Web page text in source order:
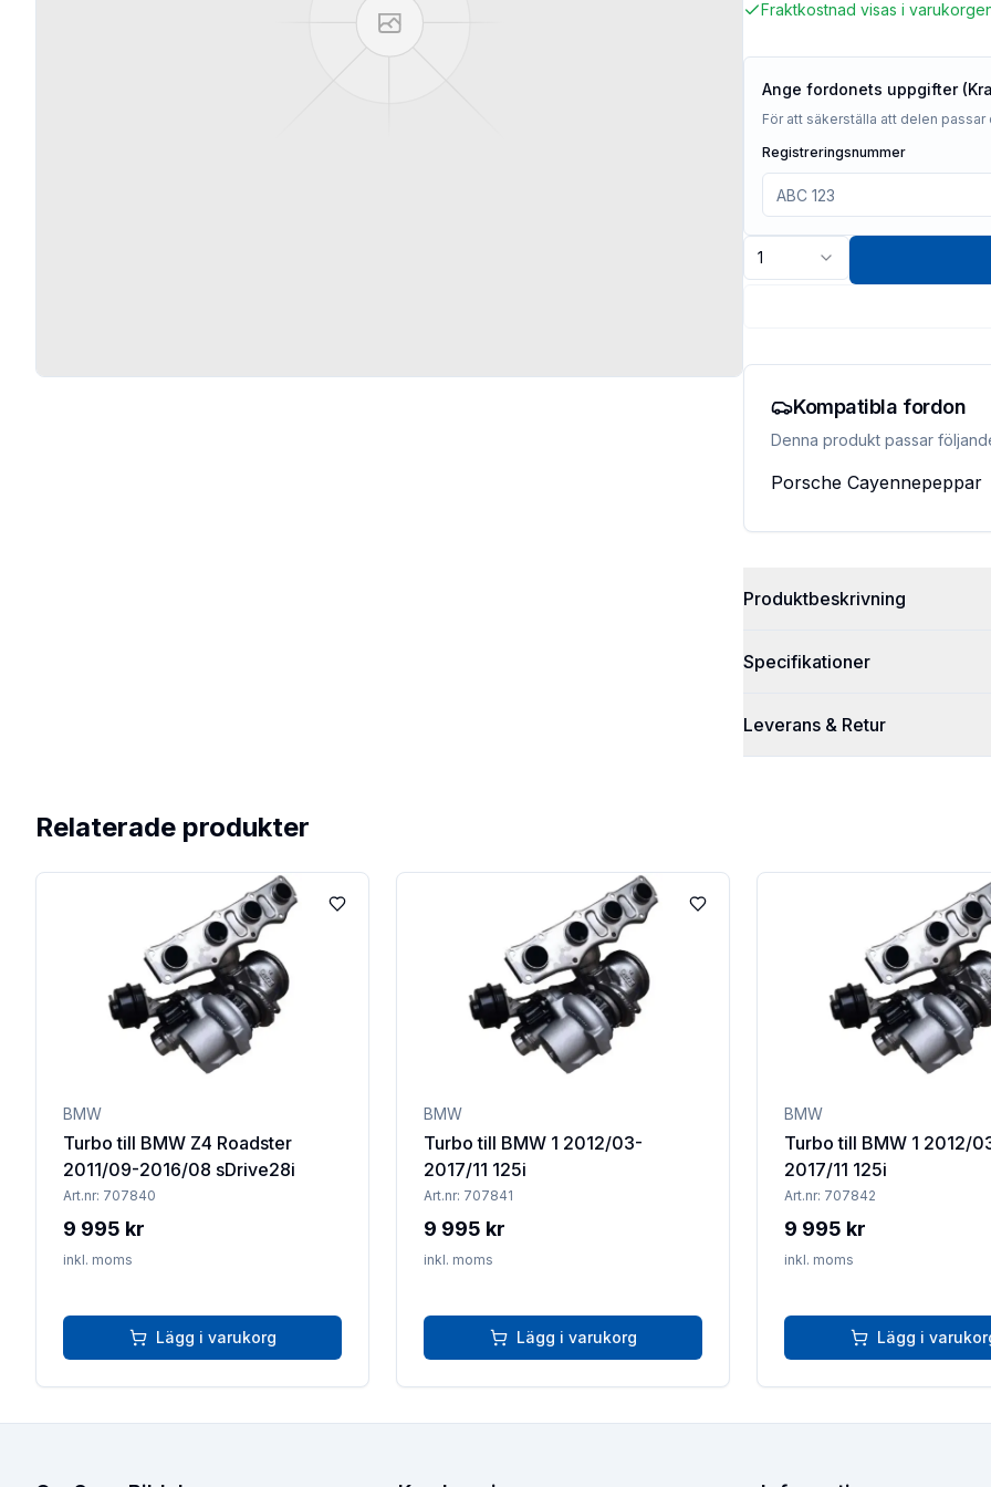
Fraktkostnad visas i
Ange fordonets uppgifter
För att säkerställa att delen
Registreringsnummer
1
Kompatibla fordon
Denna produkt passar
Porsche Cayennepeppar
Produktbeskrivning
Specifikationer
Leverans & Retur
Relaterade produkter
Lägg till i favoriter
BMW
Turbo till BMW Z4 Roadster
2011/09-2016/08 sDrive28i
Art.nr: 707840
9 995 kr
inkl. moms
Lägg i varukorg
Lägg till i favoriter
BMW
Turbo till BMW 1 2012/03-
2017/11 125i
Art.nr: 707841
9 995 kr
inkl. moms
Lägg i varukorg
BMW
Turbo till BMW 1 2012/
2017/11 125i
Art.nr: 707842
9 995 kr
inkl. moms
Lägg i